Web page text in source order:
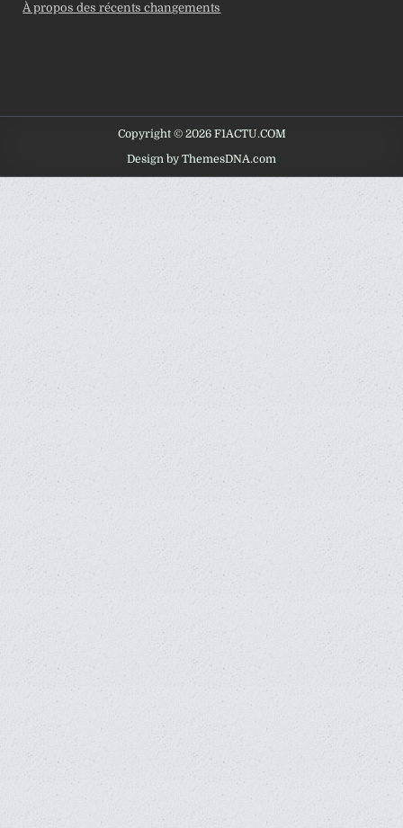
À propos des récents changements
Copyright © 2026 F1ACTU.COM
Design by ThemesDNA.com